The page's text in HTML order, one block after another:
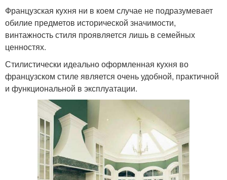
Французская кухня ни в коем случае не подразумевает
обилие предметов исторической значимости,
винтажность стиля проявляется лишь в семейных
ценностях.
Стилистически идеально оформленная кухня во
французском стиле является очень удобной, практичной
и функциональной в эксплуатации.